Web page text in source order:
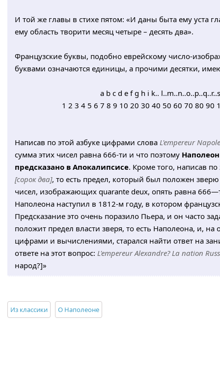
И той же главы в стихе пятом: «И даны быта ему уста
ему область творити месяц четыре – десять два».
Французские буквы, подобно еврейскому число-
буквами означаются единицы, а прочими десятки,
a b c d e f g h i k..
1 2 3 4 5 6 7 8 9 10 20 30 40 50 60 70 80 90
Написав по этой азбуке цифрами слова L'empereur
сумма этих чисел равна 666-ти и что поэтому
предсказано в Апокалипсисе. Кроме того, написав
[сорок два], то есть предел, который был положен
чисел, изображающих quarante deux, опять равна
Наполеона наступил в 1812-м году, в котором
Предсказание это очень поразило Пьера, и он часто
положит предел власти зверя, то есть Наполеона, и,
цифрами и вычислениями, старался найти ответ на
ответе на этот вопрос: L'empereur Alexandre? La nation
народ?]»
Из классики О Наполеоне